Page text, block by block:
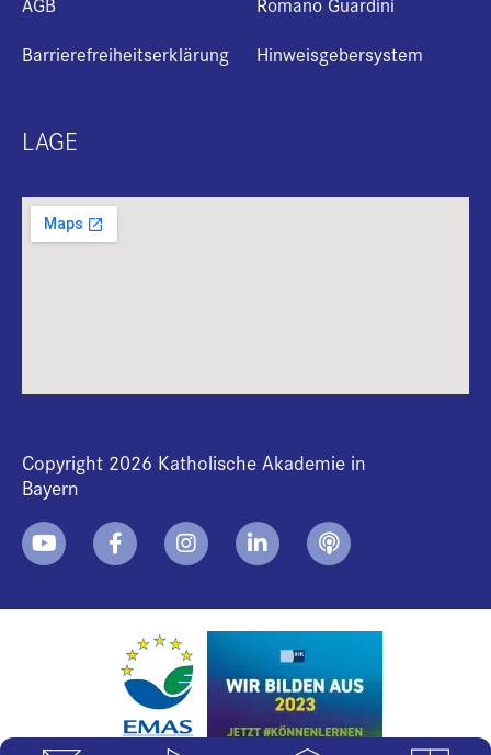
Barrierefreiheitserklärung
Hinweisgebersystem
LAGE
Copyright 2026 Katholische Akademie in
Bayern